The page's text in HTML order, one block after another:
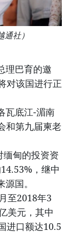
社）
理巴育的邀
对该国进行正
瓦底江-湄南
和第九届柬老
甸的投资资
，继中
国。
至2018年3
美元，其中
进口额达10.5